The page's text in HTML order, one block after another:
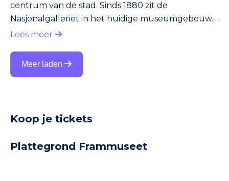
centrum van de stad. Sinds 1880 zit de
Nasjonalgalleriet in het huidige museumgebouw.
Daarvoor bestond de collectie al langer, maar had
werk in het museum is het schilderij De Schreeuw
van de Noorse schilder Edvard Munch. Overigens
Schree
Lees meer
Meer laden
Koop je tickets
Plattegrond Frammuseet